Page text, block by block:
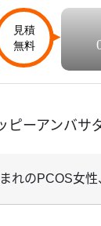
ピーアンバサ
れのPCOS女